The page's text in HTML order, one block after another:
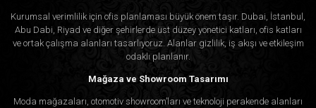
Kurumsal verimlilik için ofis planlaması büyük önem taşır. Dubai, İstanbul,
Abu Dabi, Riyad ve diğer şehirlerde üst düzey yönetici katları, ofis katları
ve ortak çalışma alanları tasarlıyoruz. Alanlar gizlilik, iş akışı ve etkileşim
odaklı planlanır.
Mağaza ve Showroom Tasarımı
Moda mağazaları, otomotiv showroom’ları ve teknoloji perakende alanları